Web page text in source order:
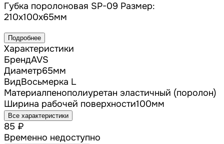
Губка поролоновая SP-09 Размер:
210x100x65мм
Подробнее
Характеристики
БрендAVS
Диаметр65мм
ВидВосьмерка L
Материалпенополиуретан эластичный (поролон)
Ширина рабочей поверхности100мм
Все характеристики
85 ₽
Временно недоступно